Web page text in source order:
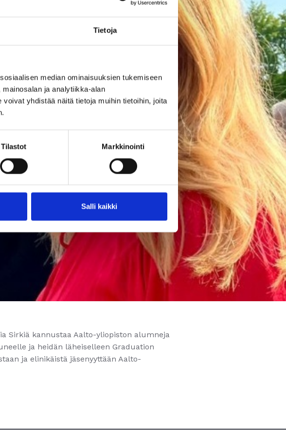
Tietoja
median ominaisuuksien tukemiseen
ja analytiikka-alan
yhdistää näitä tietoja muihin tietoihin, joita
Tilastot Markkinointi
Salli kaikki
Sirkiä kannustaa Aalto-yliopiston alumneja
ja heidän läheiselleen Graduation
ja elinikäistä jäsenyyttään Aalto-